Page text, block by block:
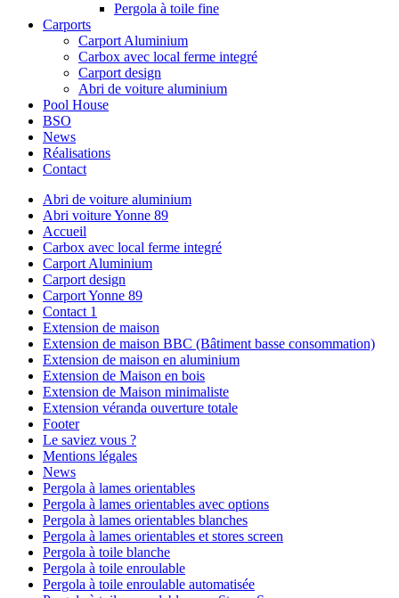
Pergola à toile fine
Carports
Carport Aluminium
Carbox avec local ferme integré
Carport design
Abri de voiture aluminium
Pool House
BSO
News
Réalisations
Contact
Abri de voiture aluminium
Abri voiture Yonne 89
Accueil
Carbox avec local ferme integré
Carport Aluminium
Carport design
Carport Yonne 89
Contact 1
Extension de maison
Extension de maison BBC (Bâtiment basse consommation)
Extension de maison en aluminium
Extension de Maison en bois
Extension de Maison minimaliste
Extension véranda ouverture totale
Footer
Le saviez vous ?
Mentions légales
News
Pergola à lames orientables
Pergola à lames orientables avec options
Pergola à lames orientables blanches
Pergola à lames orientables et stores screen
Pergola à toile blanche
Pergola à toile enroulable
Pergola à toile enroulable automatisée